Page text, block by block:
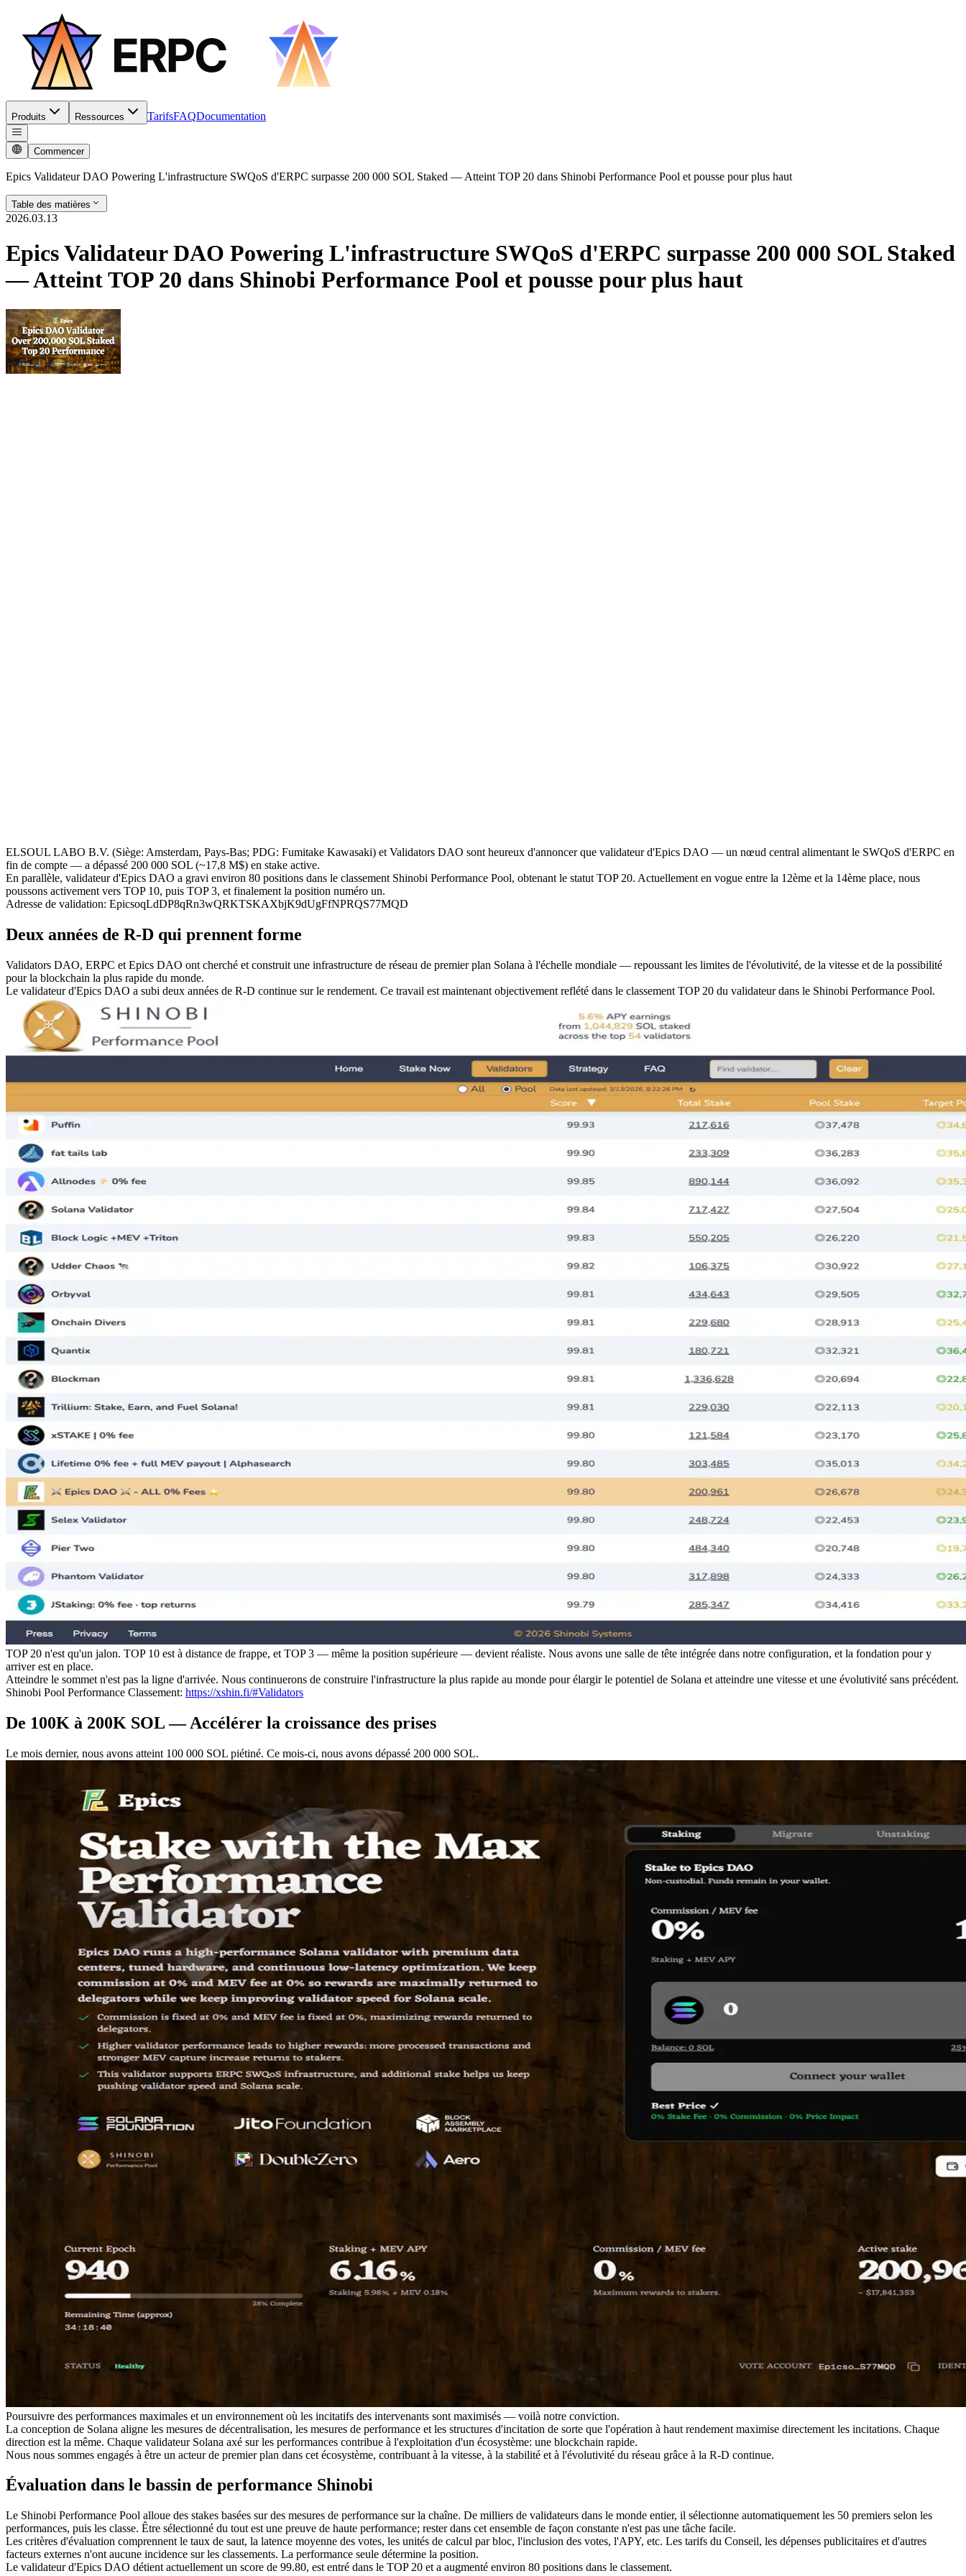
Produits Ressources TarifsFAQDocumentation
Commencer
Epics Validateur DAO Powering L'infrastructure SWQoS d'ERPC surpasse 200 000 SOL Staked — Atteint TOP 20 dans Shinobi Performance Pool et pousse pour plus haut
Table des matières
2026.03.13
Epics Validateur DAO Powering L'infrastructure SWQoS d'ERPC surpasse 200 000 SOL Staked
— Atteint TOP 20 dans Shinobi Performance Pool et pousse pour plus haut
ELSOUL LABO B.V. (Siège: Amsterdam, Pays-Bas; PDG: Fumitake Kawasaki) et Validators DAO sont heureux d'annoncer que validateur d'Epics DAO — un nœud central alimentant le SWQoS d'ERPC en
fin de compte — a dépassé 200 000 SOL (~17,8 M$) en stake active.
En parallèle, validateur d'Epics DAO a gravi environ 80 positions dans le classement Shinobi Performance Pool, obtenant le statut TOP 20. Actuellement en vogue entre la 12ème et la 14ème place, nous
poussons activement vers TOP 10, puis TOP 3, et finalement la position numéro un.
Adresse de validation: EpicsoqLdDP8qRn3wQRKTSKAXbjK9dUgFfNPRQS77MQD
Deux années de R-D qui prennent forme
Validators DAO, ERPC et Epics DAO ont cherché et construit une infrastructure de réseau de premier plan Solana à l'échelle mondiale — repoussant les limites de l'évolutivité, de la vitesse et de la possibilité
pour la blockchain la plus rapide du monde.
Le validateur d'Epics DAO a subi deux années de R-D continue sur le rendement. Ce travail est maintenant objectivement reflété dans le classement TOP 20 du validateur dans le Shinobi Performance Pool.
TOP 20 n'est qu'un jalon. TOP 10 est à distance de frappe, et TOP 3 — même la position supérieure — devient réaliste. Nous avons une salle de tête intégrée dans notre configuration, et la fondation pour y
arriver est en place.
Atteindre le sommet n'est pas la ligne d'arrivée. Nous continuerons de construire l'infrastructure la plus rapide au monde pour élargir le potentiel de Solana et atteindre une vitesse et une évolutivité sans précédent.
Shinobi Pool Performance Classement: https://xshin.fi/#Validators
De 100K à 200K SOL — Accélérer la croissance des prises
Le mois dernier, nous avons atteint 100 000 SOL piétiné. Ce mois-ci, nous avons dépassé 200 000 SOL.
Poursuivre des performances maximales et un environnement où les incitatifs des intervenants sont maximisés — voilà notre conviction.
La conception de Solana aligne les mesures de décentralisation, les mesures de performance et les structures d'incitation de sorte que l'opération à haut rendement maximise directement les incitations. Chaque
direction est la même. Chaque validateur Solana axé sur les performances contribue à l'exploitation d'un écosystème: une blockchain rapide.
Nous nous sommes engagés à être un acteur de premier plan dans cet écosystème, contribuant à la vitesse, à la stabilité et à l'évolutivité du réseau grâce à la R-D continue.
Évaluation dans le bassin de performance Shinobi
Le Shinobi Performance Pool alloue des stakes basées sur des mesures de performance sur la chaîne. De milliers de validateurs dans le monde entier, il sélectionne automatiquement les 50 premiers selon les
performances, puis les classe. Être sélectionné du tout est une preuve de haute performance; rester dans cet ensemble de façon constante n'est pas une tâche facile.
Les critères d'évaluation comprennent le taux de saut, la latence moyenne des votes, les unités de calcul par bloc, l'inclusion des votes, l'APY, etc. Les tarifs du Conseil, les dépenses publicitaires et d'autres
facteurs externes n'ont aucune incidence sur les classements. La performance seule détermine la position.
Le validateur d'Epics DAO détient actuellement un score de 99.80, est entré dans le TOP 20 et a augmenté environ 80 positions dans le classement.